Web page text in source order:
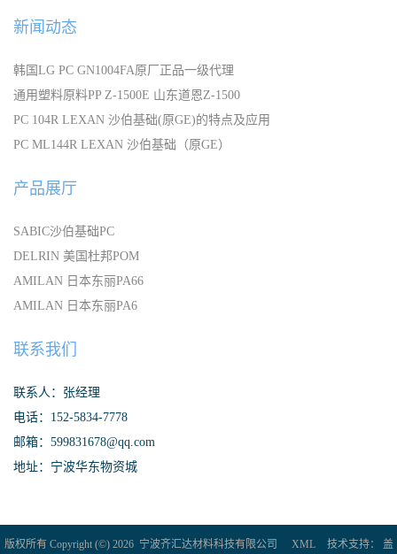
新闻动态
韩国LG PC GN1004FA原厂正品一级代理
通用塑料原料PP Z-1500E 山东道恩Z-1500
PC 104R LEXAN 沙伯基础(原GE)的特点及应用
PC ML144R LEXAN 沙伯基础（原GE）
产品展厅
SABIC沙伯基础PC
DELRIN 美国杜邦POM
AMILAN 日本东丽PA66
AMILAN 日本东丽PA6
联系我们
联系人：张经理
电话：152-5834-7778
邮箱：599831678@qq.com
地址：宁波华东物资城
版权所有 Copyright (©) 2026 宁波齐汇达材料科技有限公司 XML 技术支持： 盖